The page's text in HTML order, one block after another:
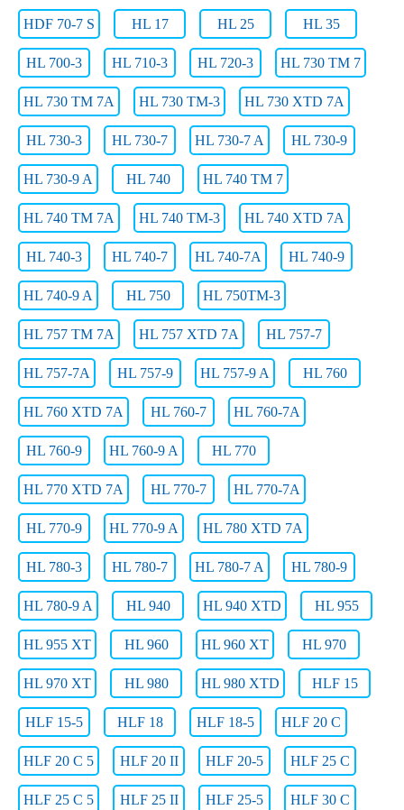
HDF 70-7 S HL 17 HL 25 HL 35
HL 700-3 HL 710-3 HL 720-3 HL 730 TM 7
HL 730 TM 7A HL 730 TM-3 HL 730 XTD 7A
HL 730-3 HL 730-7 HL 730-7 A HL 730-9
HL 730-9 A HL 740 HL 740 TM 7
HL 740 TM 7A HL 740 TM-3 HL 740 XTD 7A
HL 740-3 HL 740-7 HL 740-7A HL 740-9
HL 740-9 A HL 750 HL 750TM-3
HL 757 TM 7A HL 757 XTD 7A HL 757-7
HL 757-7A HL 757-9 HL 757-9 A HL 760
HL 760 XTD 7A HL 760-7 HL 760-7A
HL 760-9 HL 760-9 A HL 770
HL 770 XTD 7A HL 770-7 HL 770-7A
HL 770-9 HL 770-9 A HL 780 XTD 7A
HL 780-3 HL 780-7 HL 780-7 A HL 780-9
HL 780-9 A HL 940 HL 940 XTD HL 955
HL 955 XT HL 960 HL 960 XT HL 970
HL 970 XT HL 980 HL 980 XTD HLF 15
HLF 15-5 HLF 18 HLF 18-5 HLF 20 C
HLF 20 C 5 HLF 20 II HLF 20-5 HLF 25 C
HLF 25 C 5 HLF 25 II HLF 25-5 HLF 30 C